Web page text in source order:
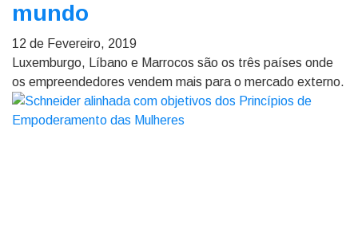
mundo
12 de Fevereiro, 2019
Luxemburgo, Líbano e Marrocos são os três países onde
os empreendedores vendem mais para o mercado externo.